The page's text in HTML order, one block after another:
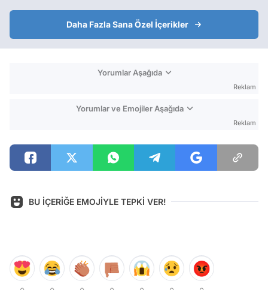
Daha Fazla Sana Özel İçerikler
Yorumlar Aşağıda
Reklam
Yorumlar ve Emojiler Aşağıda
Reklam
BU İÇERİĞE EMOJİYLE TEPKİ VER!